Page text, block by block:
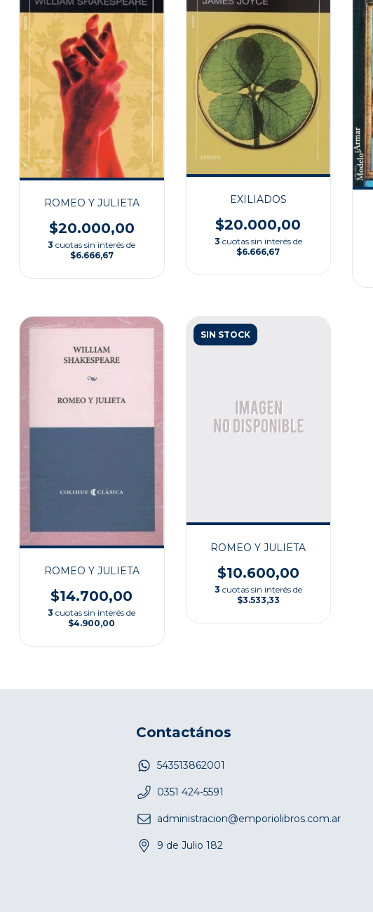
ROMEO Y JULIETA
$20.000,00
3 cuotas sin interés de
$6.666,67
EXILIADOS
$20.000,00
3 cuotas sin interés de
$6.666,67
ROMEO Y JULIETA
$14.700,00
3 cuotas sin interés de
$4.900,00
SIN STOCK
ROMEO Y JULIETA
$10.600,00
3 cuotas sin interés de
$3.533,33
Contactános
543513862001
0351 424-5591
administracion@emporiolibros.com.ar
9 de Julio 182